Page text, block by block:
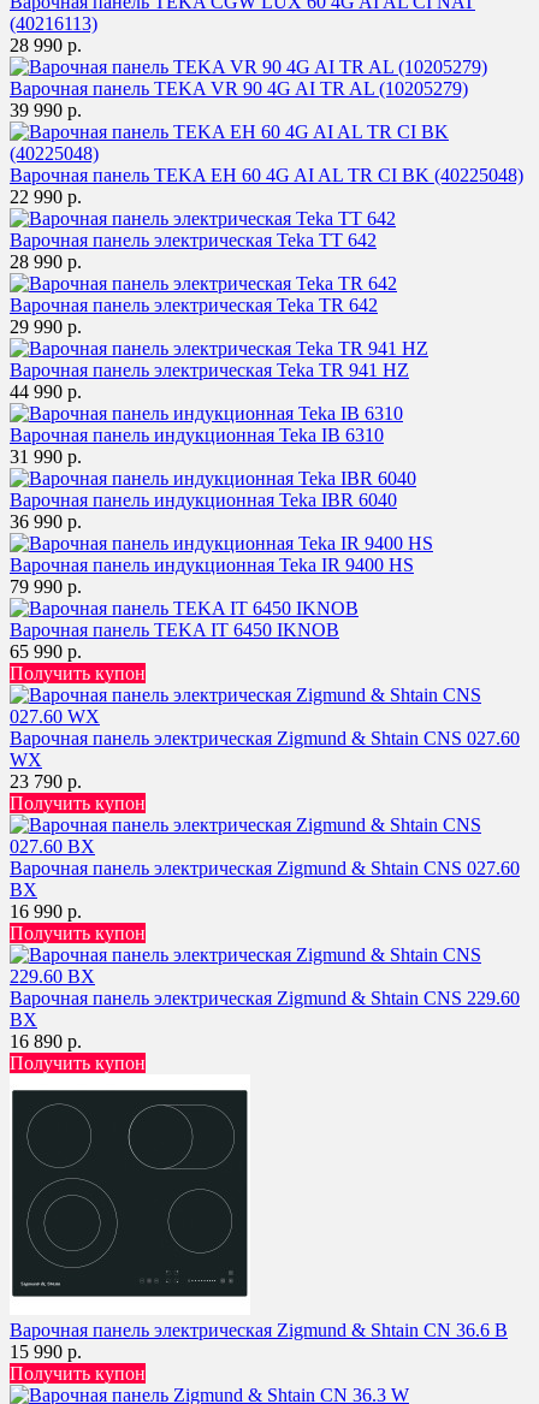
(40216113)
28 990 р.
Варочная панель TEKA VR 90 4G AI TR AL (10205279)
39 990 р.
Варочная панель TEKA EH 60 4G AI AL TR CI BK (40225048)
22 990 р.
Варочная панель электрическая Teka TT 642
28 990 р.
Варочная панель электрическая Teka TR 642
29 990 р.
Варочная панель электрическая Teka TR 941 HZ
44 990 р.
Варочная панель индукционная Teka IB 6310
31 990 р.
Варочная панель индукционная Teka IBR 6040
36 990 р.
Варочная панель индукционная Teka IR 9400 HS
79 990 р.
Варочная панель TEKA IT 6450 IKNOB
65 990 р.
Получить купон
Варочная панель электрическая Zigmund & Shtain CNS 027.60
WX
23 790 р.
Получить купон
Варочная панель электрическая Zigmund & Shtain CNS 027.60
BX
16 990 р.
Получить купон
Варочная панель электрическая Zigmund & Shtain CNS 229.60
BX
16 890 р.
Получить купон
Варочная панель электрическая Zigmund & Shtain CN 36.6 B
15 990 р.
Получить купон